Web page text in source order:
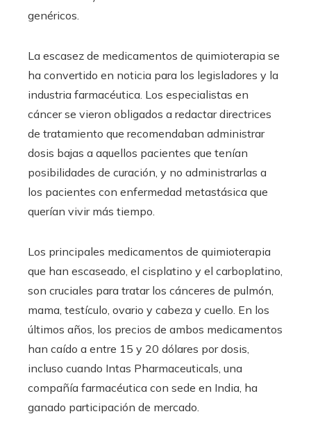
genéricos.
La escasez de medicamentos de quimioterapia se
ha convertido en noticia para los legisladores y la
industria farmacéutica. Los especialistas en
cáncer se vieron obligados a redactar directrices
de tratamiento que recomendaban administrar
dosis bajas a aquellos pacientes que tenían
posibilidades de curación, y no administrarlas a
los pacientes con enfermedad metastásica que
querían vivir más tiempo.
Los principales medicamentos de quimioterapia
que han escaseado, el cisplatino y el carboplatino,
son cruciales para tratar los cánceres de pulmón,
mama, testículo, ovario y cabeza y cuello. En los
últimos años, los precios de ambos medicamentos
han caído a entre 15 y 20 dólares por dosis,
incluso cuando Intas Pharmaceuticals, una
compañía farmacéutica con sede en India, ha
ganado participación de mercado.